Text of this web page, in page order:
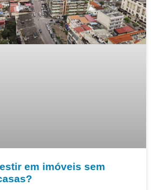
em imóveis sem